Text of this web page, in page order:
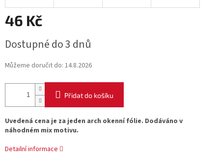
46 Kč
cena:
Dostupné do 3 dnů
Můžeme doručit do: 14.8.2026
Přidat do košíku
Uvedená cena je za jeden arch okenní fólie. Dodáváno v
náhodném mix motivu.
Detailní informace